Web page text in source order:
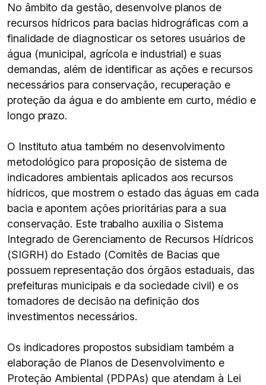
No âmbito da gestão, desenvolve planos de
recursos hídricos para bacias hidrográficas com a
finalidade de diagnosticar os setores usuários de
água (municipal, agrícola e industrial) e suas
demandas, além de identificar as ações e recursos
necessários para conservação, recuperação e
proteção da água e do ambiente em curto, médio e
longo prazo.
O Instituto atua também no desenvolvimento
metodológico para proposição de sistema de
indicadores ambientais aplicados aos recursos
hídricos, que mostrem o estado das águas em cada
bacia e apontem ações prioritárias para a sua
conservação. Este trabalho auxilia o Sistema
Integrado de Gerenciamento de Recursos Hídricos
(SIGRH) do Estado (Comitês de Bacias que
possuem representação dos órgãos estaduais, das
prefeituras municipais e da sociedade civil) e os
tomadores de decisão na definição dos
investimentos necessários.
Os indicadores propostos subsidiam também a
elaboração de Planos de Desenvolvimento e
Proteção Ambiental (PDPAs) que atendam à Lei